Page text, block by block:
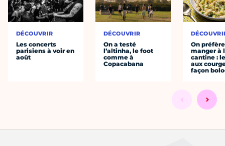
DÉCOUVRIR
Les concerts
parisiens à voir en
août
DÉCOUVRIR
On a testé
l’altinha, le foot
comme à
Copacabana
On préfère
manger à
cantine :
aux
façon